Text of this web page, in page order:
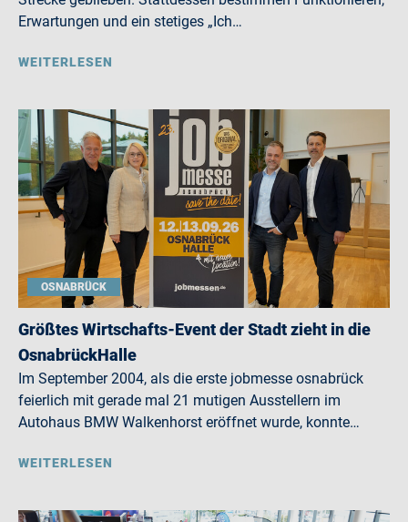
Erwartungen und ein stetiges „Ich…
WEITERLESEN
OSNABRÜCK
Größtes Wirtschafts-Event der Stadt zieht in die
OsnabrückHalle
Im September 2004, als die erste jobmesse osnabrück
feierlich mit gerade mal 21 mutigen Ausstellern im
Autohaus BMW Walkenhorst eröffnet wurde, konnte…
WEITERLESEN